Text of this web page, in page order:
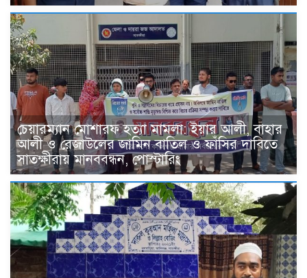
চেয়ারম্যান মোশারফ হত্যা মামলা: ইয়ার আলী, বাহার
আলী ও রেজাউলের জামিন বাতিল ও ফাঁসির দাবিতে
সাতক্ষীরায় মানববন্ধন, পোস্টারিং